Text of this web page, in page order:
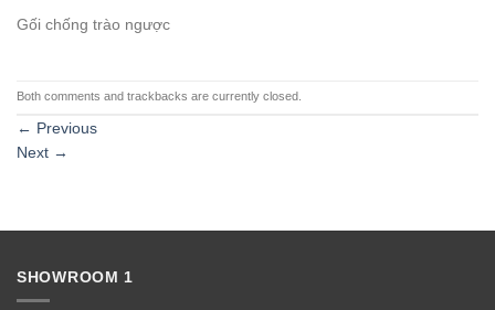
Gối chống trào ngược
Both comments and trackbacks are currently closed.
← Previous
Next →
SHOWROOM 1